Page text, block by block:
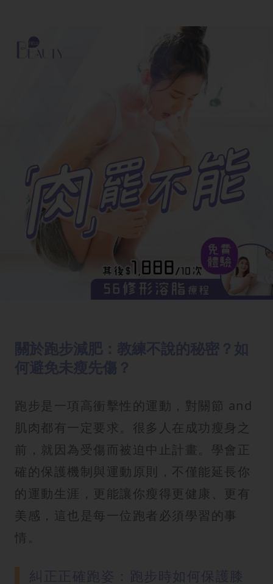
跑步是一項高衝擊性的運動，對關節 and
肌肉都有一定要求。很多人在成功瘦身之
前，就因為受傷而被迫中止計畫。學會正
確的保護機制與運動原則，不僅能延長你
的運動生涯，更能讓你瘦得更健康、更有
美感，這也是每一位跑者必須學習的事
情。